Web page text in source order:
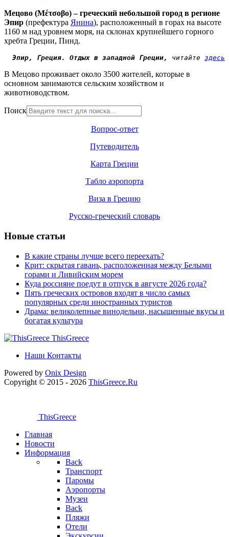
Мецово (Μέτσοβο) – греческий небольшой город в регионе
Эпир (префектура Янина), расположенный в горах на высоте
1160 м над уровнем моря, на склонах крупнейшего горного
хребта Греции, Пинд.
Эпир, Греция. Отдых в западной Греции, читайте здесь
В Мецово проживает около 3500 жителей, которые в
основном занимаются сельским хозяйством и
животноводством.
Поиск
Вопрос-ответ
Путеводитель
Карта Греции
Табло аэропорта
Виза в Грецию
Русско-греческий словарь
Новые статьи
В какие страны лучше всего переехать?
Крит: скрытая гавань, расположенная между Белыми
горами и Ливийским морем
Куда россияне поедут в отпуск в августе 2026 года?
Пять греческих островов входят в число самых
популярных среди иностранных туристов
Драма: великолепные винодельни, насыщенные вкусы и
богатая культура
ThisGreece
Наши Контакты
Powered by Onix Design
Copyright © 2015 - 2026 ThisGreece.Ru
ThisGreece
Главная
Новости
Информация
Back
Транспорт
Паромы
Аэропорты
Музеи
Back
Пляжи
Отели